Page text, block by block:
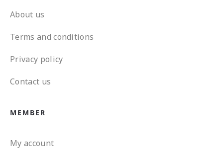
About us
Terms and conditions
Privacy policy
Contact us
MEMBER
My account